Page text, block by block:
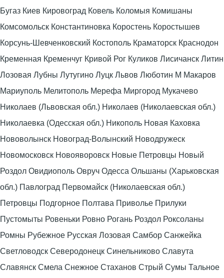
Бугаз Киев Кировоград Ковель Коломыя Комишаны
Комсомольск Константиновка Коростень Коростышев
Корсунь-Шевченковский Костополь Краматорск Краснодон
Кременная Кременчуг Кривой Рог Куликов Лисичанск Литин
Лозовая Лубны Лутугино Луцк Львов Люботин М Макаров
Мариуполь Мелитополь Мерефа Миргород Мукачево
Николаев (Львовская обл.) Николаев (Николаевская обл.)
Николаевка (Одесская обл.) Никополь Новая Каховка
Нововолынск Новоград-Волынский Новодружеск
Новомосковск Новояворовск Новые Петровцы Новый
Роздол Овидиополь Овруч Одесса Ольшаны (Харьковская
обл.) Павлоград Первомайск (Николаевская обл.)
Петровцы Подгорное Полтава Приволье Прилуки
Пустомыты Ровеньки Ровно Рогань Роздол Роксоланы
Ромны Рубежное Русская Лозовая Самбор Санжейка
Светловодск Северодонецк Синельниково Славута
Славянск Смела Снежное Стаханов Стрый Сумы Тальное